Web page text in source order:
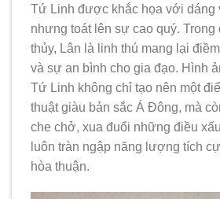
Tứ Linh được khắc họa với dáng
nhưng toát lên sự cao quý. Trong
thủy, Lân là linh thú mang lại
và sự an bình cho gia đạo. Hình
Tứ Linh không chỉ tạo nên một
thuật giàu bản sắc Á Đông, mà
che chở, xua đuổi những điều
luôn tràn ngập năng lượng tích
hòa thuận.